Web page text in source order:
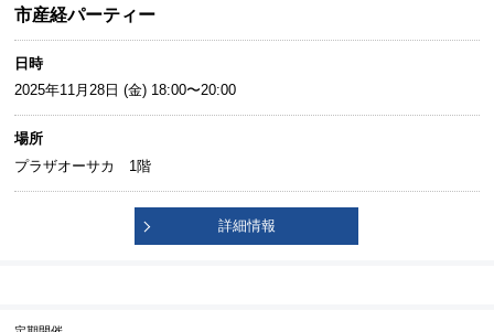
市産経パーティー
日時
2025年11月28日 (金) 18:00〜20:00
場所
プラザオーサカ 1階
詳細情報